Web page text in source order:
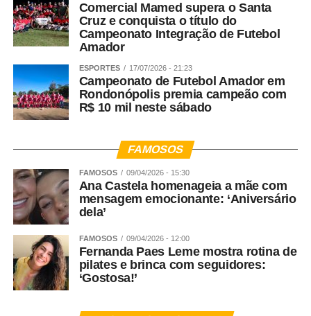
Comercial Mamed supera o Santa
Cruz e conquista o título do
Campeonato Integração de Futebol
Amador
ESPORTES 17/07/2026 - 21:23
Campeonato de Futebol Amador em
Rondonópolis premia campeão com
R$ 10 mil neste sábado
FAMOSOS
FAMOSOS 09/04/2026 - 15:30
Ana Castela homenageia a mãe com
mensagem emocionante: ‘Aniversário
dela’
FAMOSOS 09/04/2026 - 12:00
Fernanda Paes Leme mostra rotina de
pilates e brinca com seguidores:
‘Gostosa!’